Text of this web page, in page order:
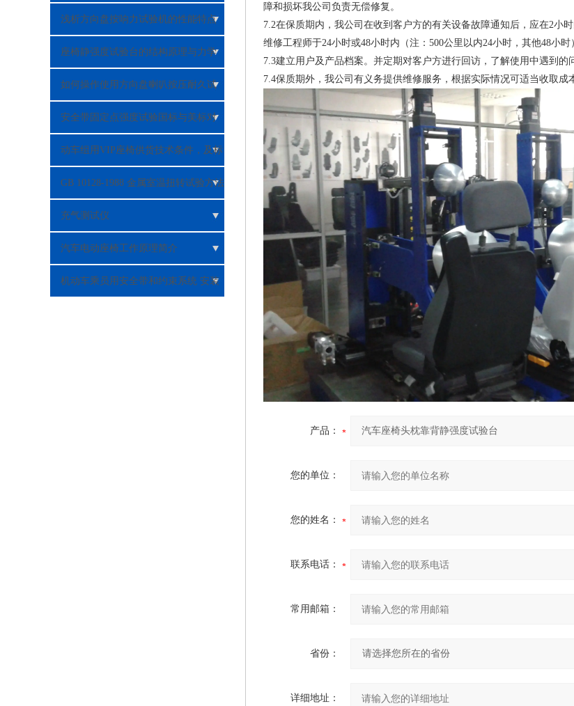
背静强度试验台？
浅析方向盘按响力试验机的性能特点
和结构特点
座椅静强度试验台的结构原理与力学
性能检测应用
如何操作使用方向盘喇叭按压耐久试
验机？
安全带固定点强度试验国标与美标对
比分析
动车组用VIP座椅供货技术条件，及标
准TB/T3263标准
GB 10128-1988 金属室温扭转试验方法
充气测试仪
汽车电动座椅工作原理简介
机动车乘员用安全带和约束系统 安装
障和损坏我公司负责无偿修复。
7.2在保质期内，我公司在收到客户方的有关设备故障通知后，应在2小
维修工程师于24小时或48小时内（注：500公里以内24小时，其他48小
7.3建立用户及产品档案。并定期对客户方进行回访，了解使用中遇到
7.4保质期外，我公司有义务提供维修服务，根据实际情况可适当收取成
产品：
您的单位：
您的姓名：
联系电话：
常用邮箱：
省份：
详细地址：